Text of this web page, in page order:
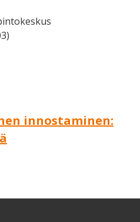
innostaminen: